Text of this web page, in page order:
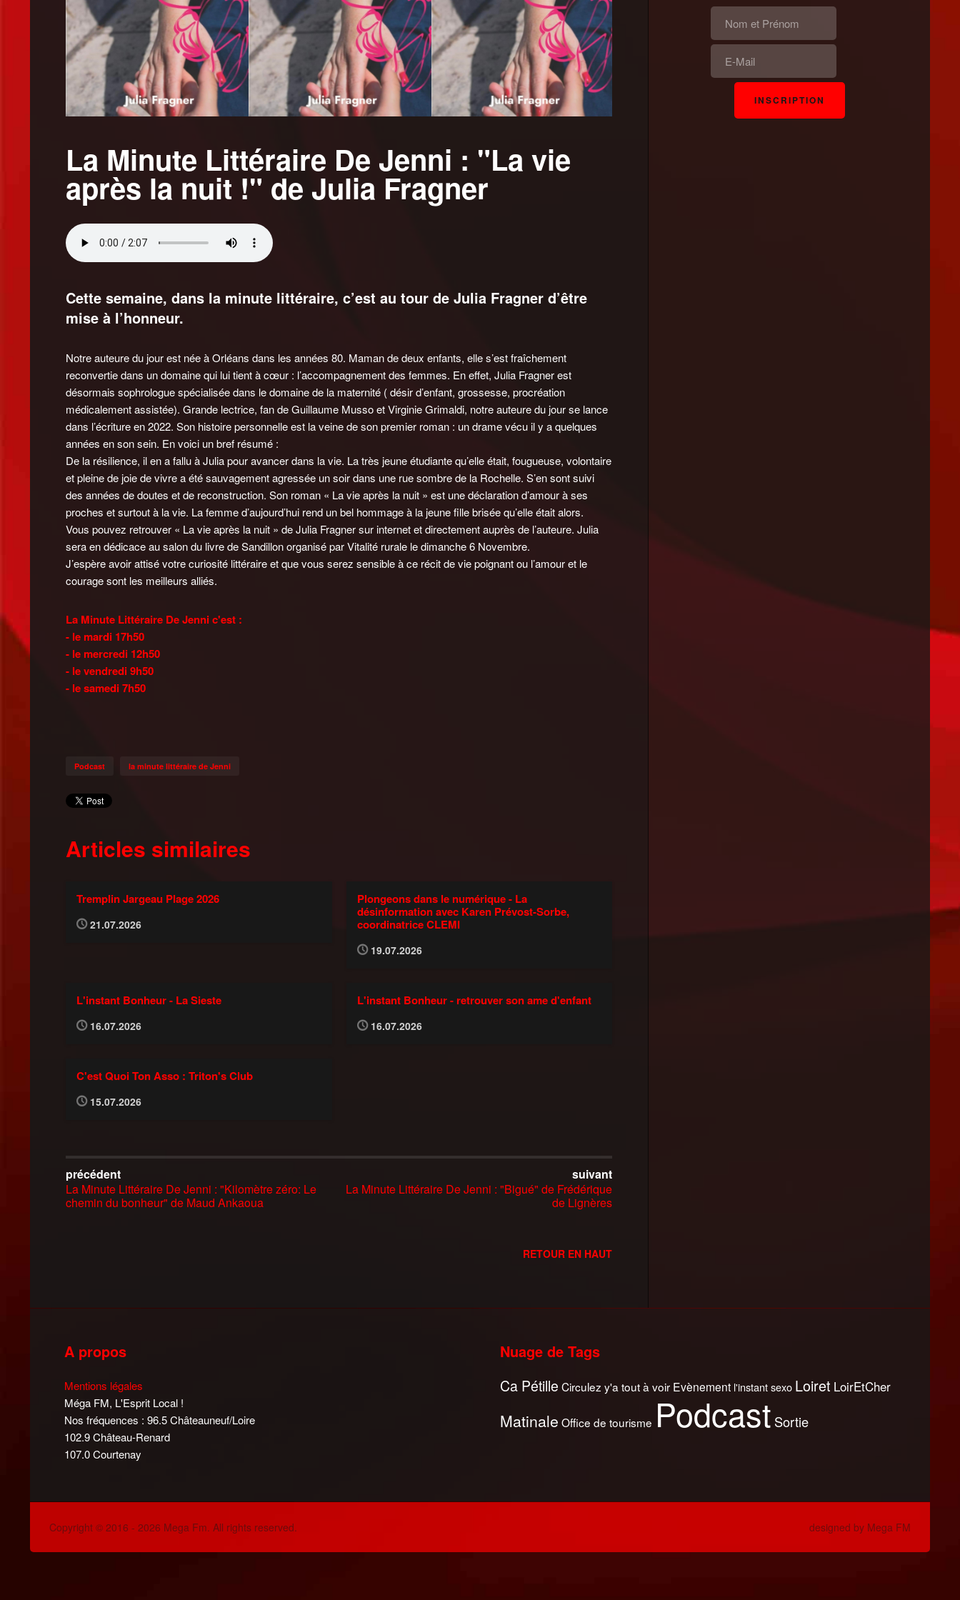
La Minute Littéraire De Jenni : "La vie
après la nuit !" de Julia Fragner
Cette semaine, dans la minute littéraire, c’est au tour de Julia Fragner d’être
mise à l’honneur.
Notre auteure du jour est née à Orléans dans les années 80. Maman de deux enfants, elle s’est fraîchement
reconvertie dans un domaine qui lui tient à cœur : l’accompagnement des femmes. En effet, Julia Fragner est
désormais sophrologue spécialisée dans le domaine de la maternité ( désir d’enfant, grossesse, procréation
médicalement assistée). Grande lectrice, fan de Guillaume Musso et Virginie Grimaldi, notre auteure du jour se lance
dans l’écriture en 2022. Son histoire personnelle est la veine de son premier roman : un drame vécu il y a quelques
années en son sein. En voici un bref résumé :
De la résilience, il en a fallu à Julia pour avancer dans la vie. La très jeune étudiante qu’elle était, fougueuse, volontaire
et pleine de joie de vivre a été sauvagement agressée un soir dans une rue sombre de la Rochelle. S’en sont suivi
des années de doutes et de reconstruction. Son roman « La vie après la nuit » est une déclaration d’amour à ses
proches et surtout à la vie. La femme d’aujourd’hui rend un bel hommage à la jeune fille brisée qu’elle était alors.
Vous pouvez retrouver « La vie après la nuit » de Julia Fragner sur internet et directement auprès de l’auteure. Julia
sera en dédicace au salon du livre de Sandillon organisé par Vitalité rurale le dimanche 6 Novembre.
J’espère avoir attisé votre curiosité littéraire et que vous serez sensible à ce récit de vie poignant ou l’amour et le
courage sont les meilleurs alliés.
La Minute Littéraire De Jenni c'est :
- le mardi 17h50
- le mercredi 12h50
- le vendredi 9h50
- le samedi 7h50
Podcast la minute littéraire de Jenni
Articles similaires
Tremplin Jargeau Plage 2026
21.07.2026
Plongeons dans le numérique - La
désinformation avec Karen Prévost-Sorbe,
coordinatrice CLEMI
19.07.2026
L'instant Bonheur - La Sieste
16.07.2026
L'instant Bonheur - retrouver son ame d'enfant
16.07.2026
C'est Quoi Ton Asso : Triton's Club
15.07.2026
précédent
La Minute Littéraire De Jenni : "Kilomètre zéro: Le
chemin du bonheur" de Maud Ankaoua
suivant
La Minute Littéraire De Jenni : "Bigué" de Frédérique
de Lignères
RETOUR EN HAUT
A propos
Mentions légales
Méga FM, L'Esprit Local !
Nos fréquences : 96.5 Châteauneuf/Loire
102.9 Château-Renard
107.0 Courtenay
Nuage de Tags
Ca Pétille Circulez y'a tout à voir Evènement l'instant sexo Loiret LoirEtCher
Matinale Office de tourisme Podcast Sortie
Copyright © 2016 - 2026 Mega Fm. All rights reserved. designed by Mega FM